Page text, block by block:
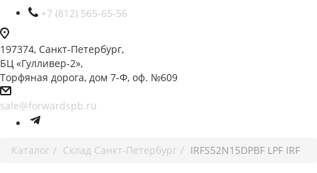
+7 (812) 565-65-56
197374, Санкт-Петербург,
БЦ «Гулливер-2»,
Торфяная дорога, дом 7-Ф, оф. №609
sale@forwardspb.ru
Каталог Cклад Санкт-Петербург IRFS52N15DPBF LPF IRF